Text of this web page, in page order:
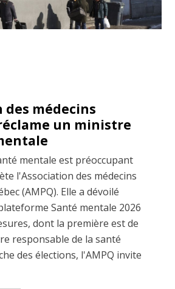
des médecins
un ministre
mentale est préoccupant
l'Association des médecins
(AMPQ). Elle a dévoilé
Santé mentale 2026
dont la première est de
responsable de la santé
des élections, l'AMPQ invite